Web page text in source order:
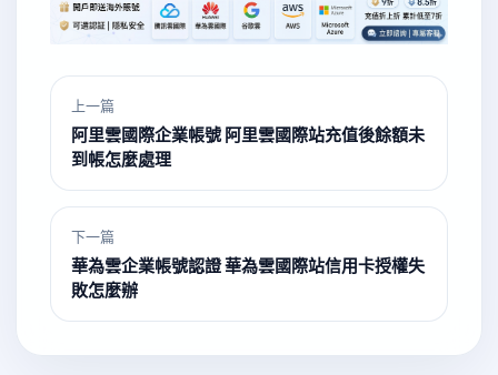
上一篇
阿里雲國際企業帳號 阿里雲國際站充值後餘額未
到帳怎麼處理
下一篇
華為雲企業帳號認證 華為雲國際站信用卡授權失
敗怎麼辦